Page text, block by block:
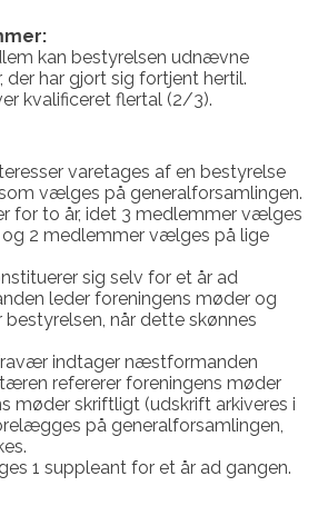
kan bestyrelsen udnævne
der har gjort sig fortjent hertil.
kvalificeret flertal (2/3).
varetages af en bestyrelse
vælges på generalforsamlingen.
for to år, idet 3 medlemmer vælges
og 2 medlemmer vælges på lige
sig selv for et år ad
leder foreningens møder og
når dette skønnes
indtager næstformanden
refererer foreningens møder
møder skriftligt (udskrift arkiveres i
på generalforsamlingen,
1 suppleant for et år ad gangen.